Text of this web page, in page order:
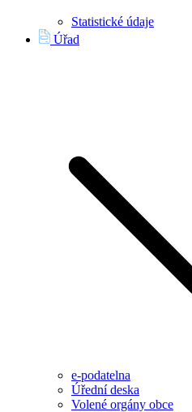
Statistické údaje
Úřad
e-podatelna
Úřední deska
Volené orgány obce